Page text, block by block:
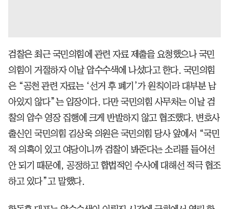
검찰은 최근 국민의힘에 관련 자료 제출을 요청했으나 국민
의힘이 거절하자 이날 압수수색에 나섰다고 한다. 국민의힘
은 “공천 관련 자료는 ‘선거 후 폐기’가 원칙이라 대부분 남
아있지 않다”는 입장이다. 다만 국민의힘 사무처는 이날 검
찰의 압수 영장 집행에 크게 반발하지 않고 협조했다. 변호사
출신인 국민의힘 김상욱 의원은 국민의힘 당사 앞에서 “국민
적 의혹이 있고 여당이니까 검찰이 봐준다는 소리를 들어선
안 되기 때문에, 공정하고 합법적인 수사에 대해선 적극 협조
하고 있다”고 말했다.